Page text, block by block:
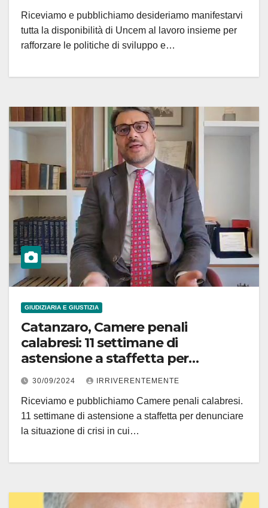
Riceviamo e pubblichiamo desideriamo manifestarvi
tutta la disponibilità di Uncem al lavoro insieme per
rafforzare le politiche di sviluppo e…
GIUDIZIARIA E GIUSTIZIA
Catanzaro, Camere penali
calabresi: 11 settimane di
astensione a staffetta per
denunciare giurisdizione
calabrese. Iniziativa storica
30/09/2024 IRRIVERENTEMENTE
Riceviamo e pubblichiamo Camere penali calabresi.
11 settimane di astensione a staffetta per denunciare
la situazione di crisi in cui…